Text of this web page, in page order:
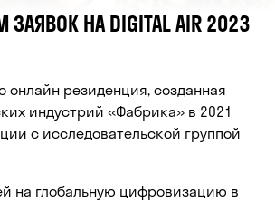
НА DIGITAL AIR 2023
онлайн резиденция, созданная
индустрий «Фабрика» в 2021
с исследовательской группой
на глобальную цифровизацию в